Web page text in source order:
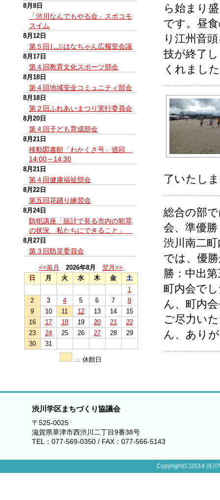
8月8日
「渋川なんでもやる会」スポコモ
スイム
8月12日
第５回しぶはなちゃん広報室会議
8月17日
第４回教育文化スポーツ部会
8月18日
第４回地域安全コミュニティ部会
8月18日
第２回ふれあいまつり実行委員会
8月20日
第４回子ども育成部会
8月21日
移動図書館「わかくさ号」巡回
14:00～14:30
8月21日
第４回健康福祉部会
8月22日
第五回花踊り練習会
8月24日
防犯講座「統計で見る市内の犯罪
の状況 私たちにできること」
8月27日
第３回防災委員会
<<前月 2026年8月
翌月>>
日
月 火 水 木 金
土
1
2
3 4 5 6 7
8
9
10 11 12 13 14
15
16
17 18 19 20 21
22
23
24 25 26 27 28
29
30
31
… 休館日
ら始まり
です。昼
り江州音
技が終了
くれまし
了いたし
総合の部
会、準優
渋川南二
では、優
勝：中出
町内会で
ん、町内
ご尽力い
ん、あり
渋川学区まちづくり協議会
〒525-0025
滋賀県草津市西渋川二丁目9番38号
TEL：077-569-0350 / FAX：077-566-5143
Copyright(C)2014 渋川